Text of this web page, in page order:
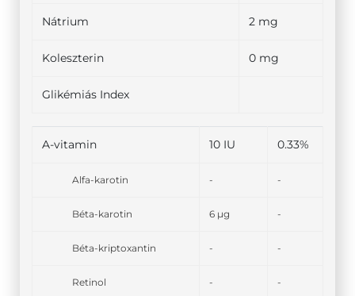
Nátrium 2 mg
Koleszterin 0 mg
Glikémiás Index
A-vitamin 10 IU 0.33%
Alfa-karotin - -
Béta-karotin 6 µg -
Béta-kriptoxantin - -
Retinol - -